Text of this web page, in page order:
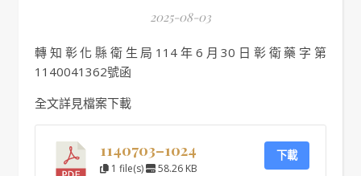
2025-08-03
轉知彰化縣衛生局114年6月30日彰衛藥字第
1140041362號函
全文詳見檔案下載
1140703–1024
1 file(s) 58.26 KB
下載